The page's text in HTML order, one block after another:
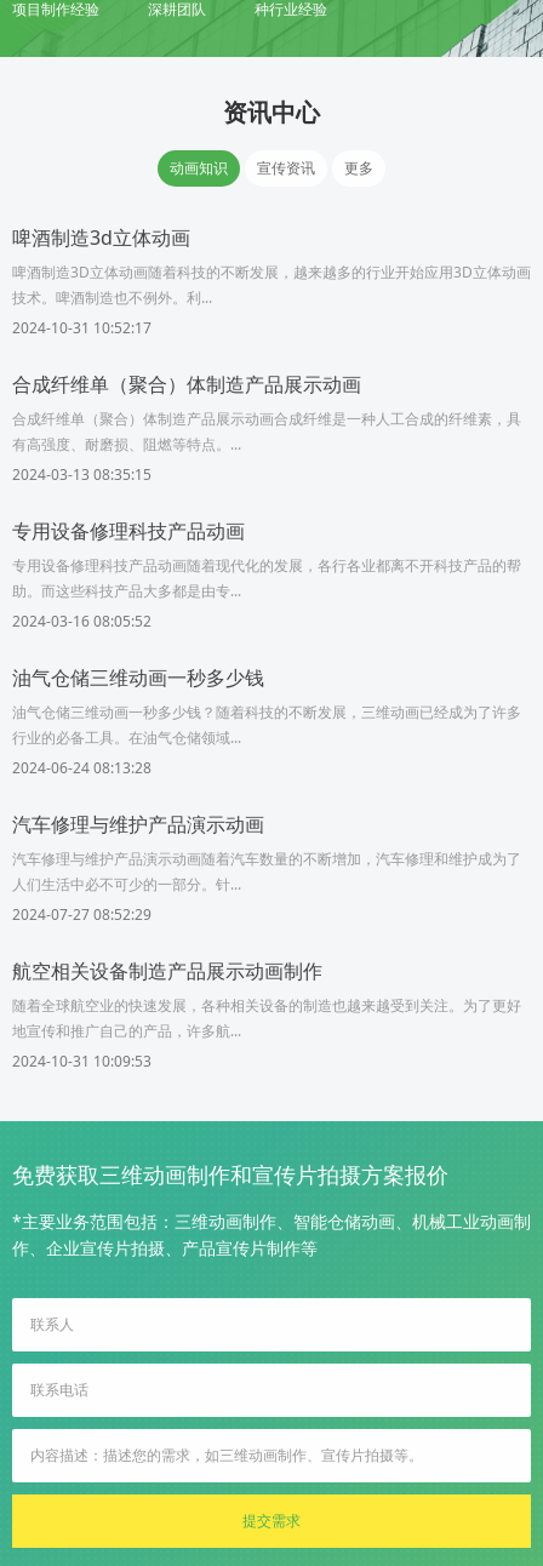
项目制作经验 深耕团队 种行业经验
资讯中心
动画知识 宣传资讯 更多
啤酒制造3d立体动画
啤酒制造3D立体动画随着科技的不断发展，越来越多的行业开始应用3D立体动画
技术。啤酒制造也不例外。利...
2024-10-31 10:52:17
合成纤维单（聚合）体制造产品展示动画
合成纤维单（聚合）体制造产品展示动画合成纤维是一种人工合成的纤维素，具
有高强度、耐磨损、阻燃等特点。...
2024-03-13 08:35:15
专用设备修理科技产品动画
专用设备修理科技产品动画随着现代化的发展，各行各业都离不开科技产品的帮
助。而这些科技产品大多都是由专...
2024-03-16 08:05:52
油气仓储三维动画一秒多少钱
油气仓储三维动画一秒多少钱？随着科技的不断发展，三维动画已经成为了许多
行业的必备工具。在油气仓储领域...
2024-06-24 08:13:28
汽车修理与维护产品演示动画
汽车修理与维护产品演示动画随着汽车数量的不断增加，汽车修理和维护成为了
人们生活中必不可少的一部分。针...
2024-07-27 08:52:29
航空相关设备制造产品展示动画制作
随着全球航空业的快速发展，各种相关设备的制造也越来越受到关注。为了更好
地宣传和推广自己的产品，许多航...
2024-10-31 10:09:53
免费获取三维动画制作和宣传片拍摄方案报价
*主要业务范围包括：三维动画制作、智能仓储动画、机械工业动画制
作、企业宣传片拍摄、产品宣传片制作等
提交需求